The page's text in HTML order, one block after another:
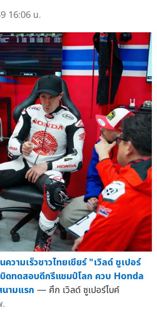
16:06 น.
วามเร็วชาวไทยเชียร์ "เวิลด์ ซูเปอร์
ดทดสอบดีกรีแชมป์โลก ควบ Honda
นามแรก — ศึก เวิลด์ ซูเปอร์ไบค์
.